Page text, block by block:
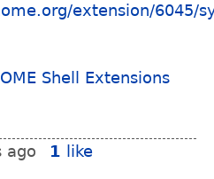
extension/6045/
Shell Extensions
ago 1 like